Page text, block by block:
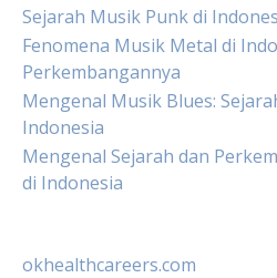
Sejarah Musik Punk di
Fenomena Musik Metal di
Perkembangannya
Mengenal Musik Blues:
Indonesia
Mengenal Sejarah dan
di Indonesia
okhealthcareers.com